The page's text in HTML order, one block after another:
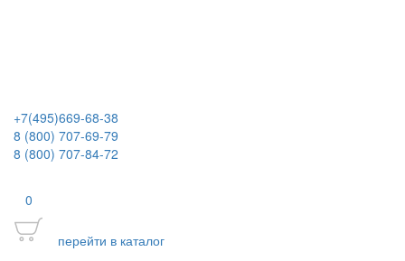
+7(495)669-68-38
8 (800) 707-69-79
8 (800) 707-84-72
0
перейти в каталог